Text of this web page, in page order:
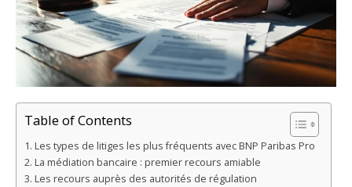
Table of Contents
Les types de litiges les plus fréquents avec BNP Paribas Pro
La médiation bancaire : premier recours amiable
Les recours auprès des autorités de régulation